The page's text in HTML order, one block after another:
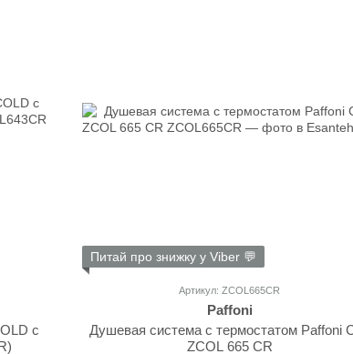
с
Питай про знижку у Viber 💬
Артикул: ZCOL665CR
Paffoni
Душевая система с термостатом Paffoni
ZCOL 665 CR